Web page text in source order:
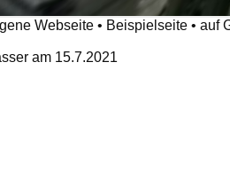
Webseite • Beispielseite • auf
am 15.7.2021